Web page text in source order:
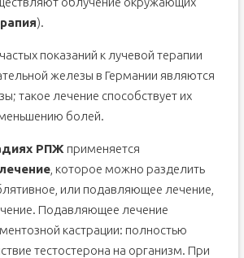
).
показаний к лучевой терапии
железы в Германии являются
такое лечение способствует их
болей.
РПЖ применяется
, которое можно разделить
или подавляющее лечение,
Подавляющее лечение
кастрации: полностью
тестостерона на организм. При